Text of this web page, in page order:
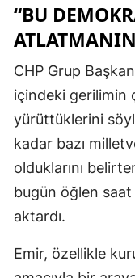
“BU
CHP Grup
içindeki gerilimin
yürüttüklerini
kadar bazı
olduklarını
bugün öğlen
aktardı.
Emir, özellikle